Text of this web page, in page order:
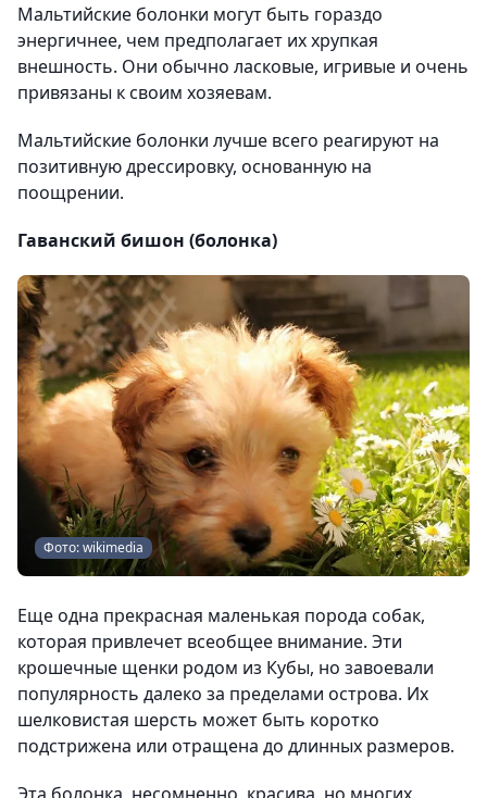
Мальтийские болонки могут быть гораздо
энергичнее, чем предполагает их хрупкая
внешность. Они обычно ласковые, игривые и очень
привязаны к своим хозяевам.
Мальтийские болонки лучше всего реагируют на
позитивную дрессировку, основанную на
поощрении.
Гаванский бишон (болонка)
Фото: wikimedia
Еще одна прекрасная маленькая порода собак,
которая привлечет всеобщее внимание. Эти
крошечные щенки родом из Кубы, но завоевали
популярность далеко за пределами острова. Их
шелковистая шерсть может быть коротко
подстрижена или отращена до длинных размеров.